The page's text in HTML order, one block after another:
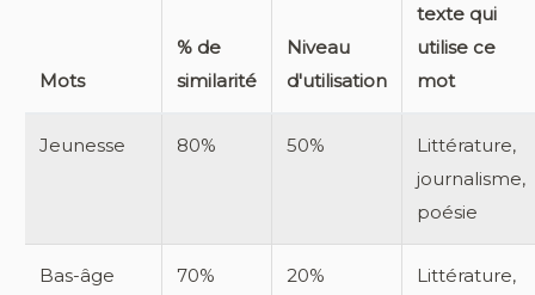
Mots
% de
similarité
Niveau
d'utilisation
texte qui
utilise ce
mot
Jeunesse 80% 50%
Littérature,
journalisme,
poésie
Bas-âge 70% 20%
Littérature,